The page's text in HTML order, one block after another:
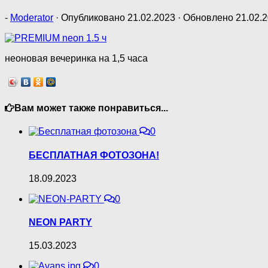
- Moderator · Опубликовано 21.02.2023 · Обновлено
неоновая вечеринка на 1,5 часа
Вам может также понравиться...
0
БЕСПЛАТНАЯ ФОТОЗОНА!
18.09.2023
0
NEON PARTY
15.03.2023